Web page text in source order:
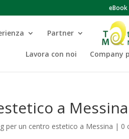
eBook
Partner
Lavora con noi Company
a Messina
per un centro estetico a Messina | 0